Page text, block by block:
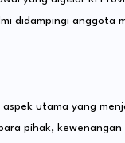
didampingi anggota
utama yang
pihak,